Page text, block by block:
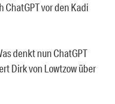
ChatGPT vor den Kadi
denkt nun ChatGPT
Dirk von Lowtzow über